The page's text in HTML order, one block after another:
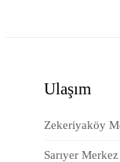
Ulaşım
Zekeriyaköy
Sarıyer Merkez